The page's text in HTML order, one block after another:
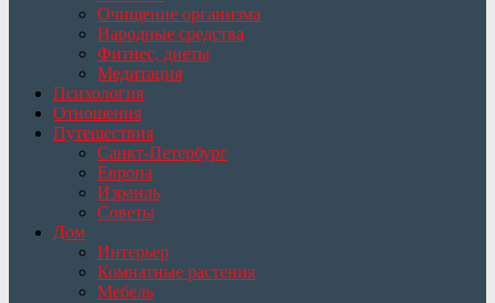
Очищение организма
Народные средства
Фитнес, диеты
Медитация
Психология
Отношения
Путешествия
Санкт-Петербург
Европа
Израиль
Советы
Дом
Интерьер
Комнатные растения
Мебель